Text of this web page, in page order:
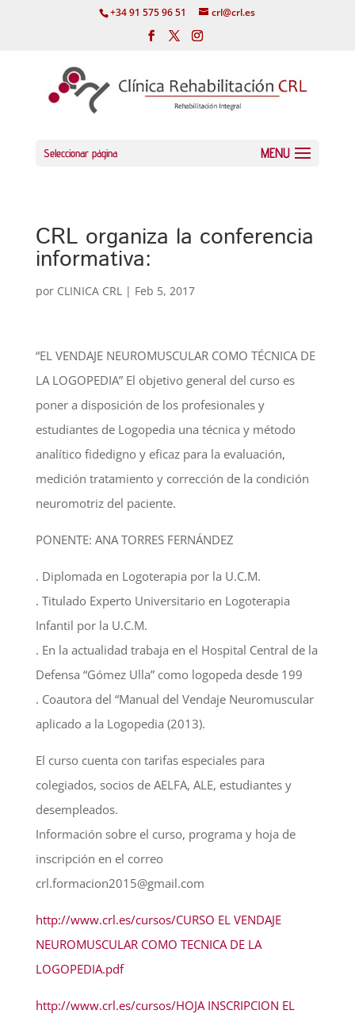
+34 91 575 96 51 crl@crl.es
Seleccionar página
CRL organiza la conferencia
informativa:
por CLINICA CRL| Feb 5, 2017
“EL VENDAJE NEUROMUSCULAR COMO TÉCNICA DE
LA LOGOPEDIA” El objetivo general del curso es
poner a disposición de los profesionales y
estudiantes de Logopedia una técnica y método
analítico fidedigno y eficaz para la evaluación,
medición tratamiento y corrección de la condición
neuromotriz del paciente.
PONENTE: ANA TORRES FERNÁNDEZ
. Diplomada en Logoterapia por la U.C.M.
. Titulado Experto Universitario en Logoterapia
Infantil por la U.C.M.
. En la actualidad trabaja en el Hospital Central de la
Defensa “Gómez Ulla” como logopeda desde 199
. Coautora del “Manual del Vendaje Neuromuscular
aplicado a la Logopedia (2013).
El curso cuenta con tarifas especiales para
colegiados, socios de AELFA, ALE, estudiantes y
desempleados.
Información sobre el curso, programa y hoja de
inscripción en el correo
crl.formacion2015@gmail.com
http://www.crl.es/cursos/CURSO EL VENDAJE
NEUROMUSCULAR COMO TECNICA DE LA
LOGOPEDIA.pdf
http://www.crl.es/cursos/HOJA INSCRIPCION EL